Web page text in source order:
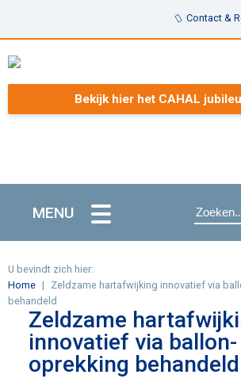
Contact &
Bekijk hier het CAHAL
MENU
U bevindt zich hier:
Home
Zeldzame hartafwijking innovatief via
behandeld
Zeldzame
innovatief via ballon-
oprekking behandeld